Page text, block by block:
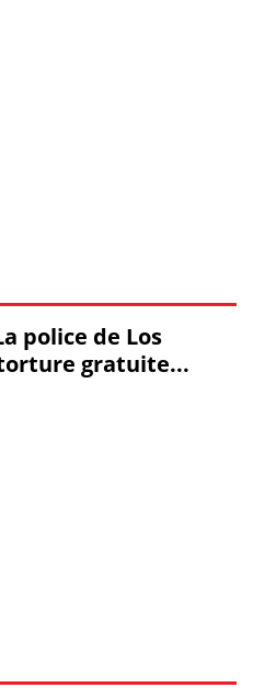
police de Los
gratuite...